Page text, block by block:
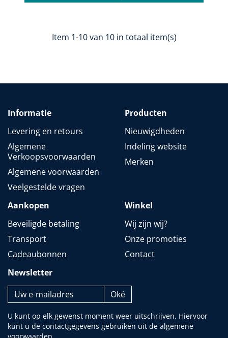
Item 1-10 van 10 in totaal item(s)
Informatie
Levering en retours
Algemene
Verkoopsvoorwaarden
Algemene voorwaarden
Veelgestelde vragen
Producten
Nieuwigdheden
Indeling website
Merken
Aankopen
Beveiligde betaling
Transport
Cadeaubonnen
Winkel
Wij zijn wij?
Onze promoties
Contact
Newsletter
U kunt op elk gewenst moment weer uitschrijven. Hiervoor
kunt u de contactgegevens gebruiken uit de algemene